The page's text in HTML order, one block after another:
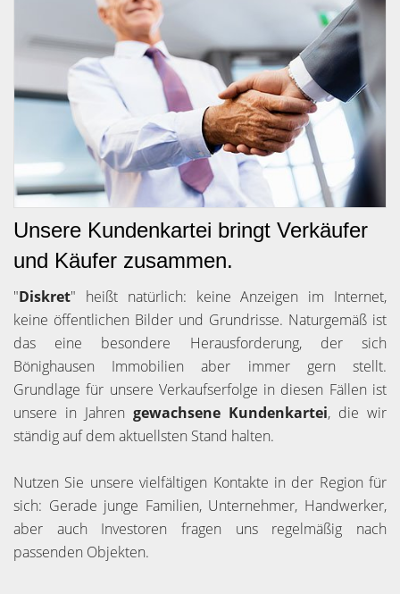
Unsere Kundenkartei bringt Verkäufer
und Käufer zusammen.
"Diskret" heißt natürlich: keine Anzeigen im Internet,
keine öffentlichen Bilder und Grundrisse. Naturgemäß ist
das eine besondere Herausforderung, der sich
Bönighausen Immobilien aber immer gern stellt.
Grundlage für unsere Verkaufserfolge in diesen Fällen ist
unsere in Jahren gewachsene Kundenkartei, die wir
ständig auf dem aktuellsten Stand halten.
Nutzen Sie unsere vielfältigen Kontakte in der Region für
sich: Gerade junge Familien, Unternehmer, Handwerker,
aber auch Investoren fragen uns regelmäßig nach
passenden Objekten.